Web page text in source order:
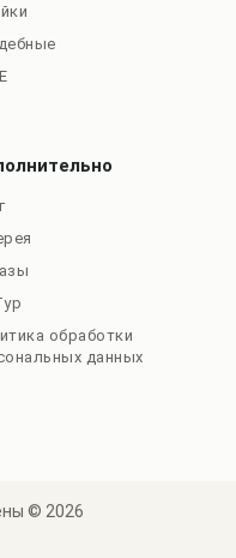
обработки
данных
© 2026